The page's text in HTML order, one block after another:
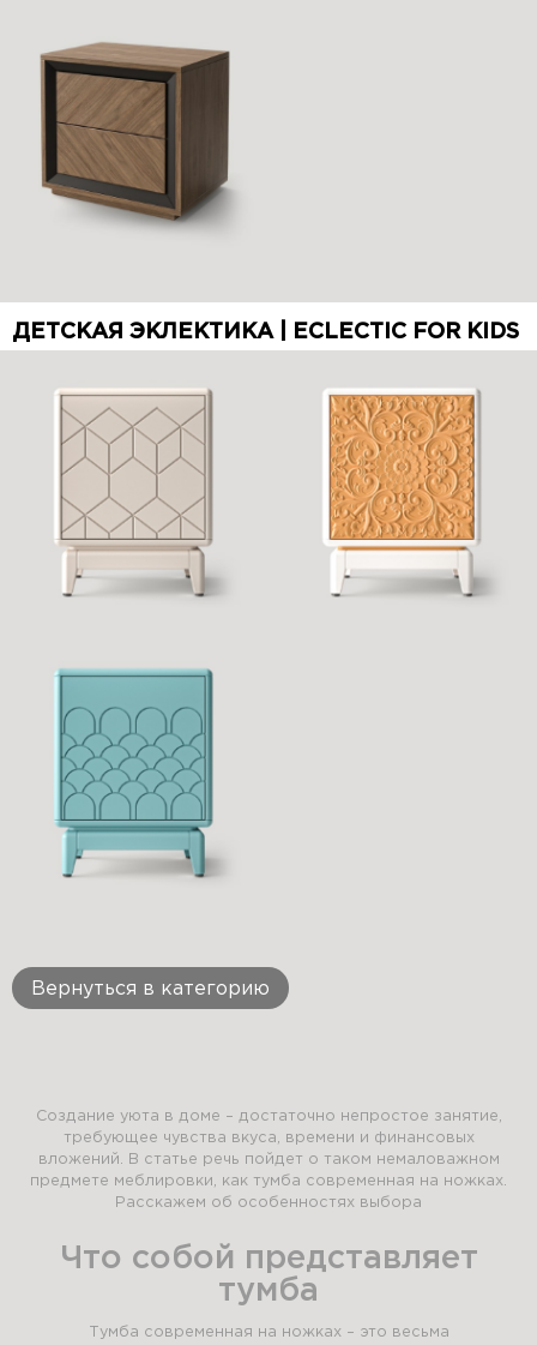
ДЕТСКАЯ ЭКЛЕКТИКА | ECLECTIC FOR KIDS
Вернуться в категорию
Создание уюта в доме – достаточно непростое занятие,
требующее чувства вкуса, времени и финансовых
вложений. В статье речь пойдет о таком немаловажном
предмете меблировки, как тумба современная на ножках.
Расскажем об особенностях выбора
Что собой представляет
тумба
Тумба современная на ножках – это весьма